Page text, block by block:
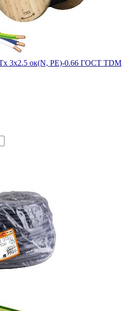
3х2.5 ок(N, PE)-0.66 ГОСТ TDM